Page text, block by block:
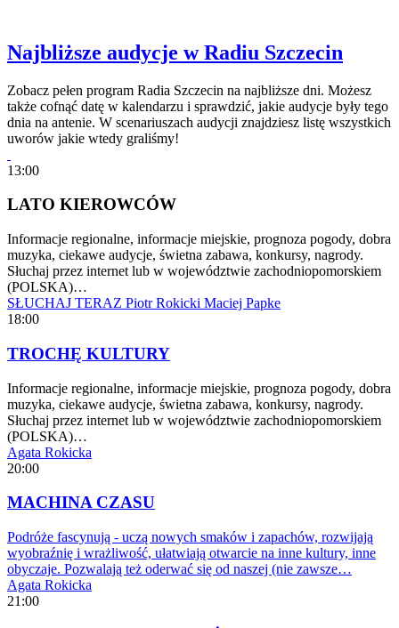
Najbliższe audycje w Radiu Szczecin
Zobacz pełen program Radia Szczecin na najbliższe dni. Możesz
także cofnąć datę w kalendarzu i sprawdzić, jakie audycje były tego
dnia na antenie. W scenariuszach audycji znajdziesz listę wszystkich
uworów jakie wtedy graliśmy!
13:00
LATO KIEROWCÓW
Informacje regionalne, informacje miejskie, prognoza pogody, dobra
muzyka, ciekawe audycje, świetna zabawa, konkursy, nagrody.
Słuchaj przez internet lub w województwie zachodniopomorskiem
(POLSKA)…
SŁUCHAJ TERAZ Piotr Rokicki Maciej Papke
18:00
TROCHĘ KULTURY
Informacje regionalne, informacje miejskie, prognoza pogody, dobra
muzyka, ciekawe audycje, świetna zabawa, konkursy, nagrody.
Słuchaj przez internet lub w województwie zachodniopomorskiem
(POLSKA)…
Agata Rokicka
20:00
MACHINA CZASU
Podróże fascynują - uczą nowych smaków i zapachów, rozwijają
wyobraźnię i wrażliwość, ułatwiają otwarcie na inne kultury, inne
obyczaje. Pozwalają też oderwać się od naszej (nie zawsze…
Agata Rokicka
21:00